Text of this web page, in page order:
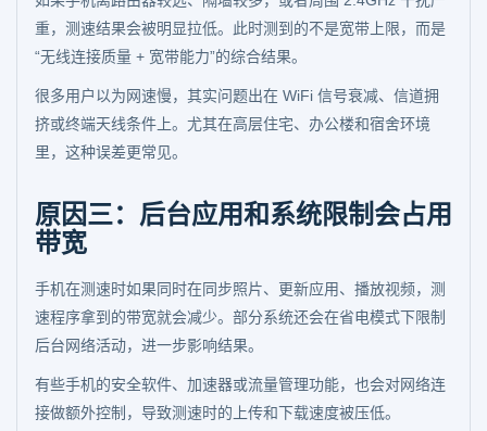
重，测速结果会被明显拉低。此时测到的不是宽带上限，而是
“无线连接质量 + 宽带能力”的综合结果。
很多用户以为网速慢，其实问题出在 WiFi 信号衰减、信道拥
挤或终端天线条件上。尤其在高层住宅、办公楼和宿舍环境
里，这种误差更常见。
原因三：后台应用和系统限制会占用
带宽
手机在测速时如果同时在同步照片、更新应用、播放视频，测
速程序拿到的带宽就会减少。部分系统还会在省电模式下限制
后台网络活动，进一步影响结果。
有些手机的安全软件、加速器或流量管理功能，也会对网络连
接做额外控制，导致测速时的上传和下载速度被压低。